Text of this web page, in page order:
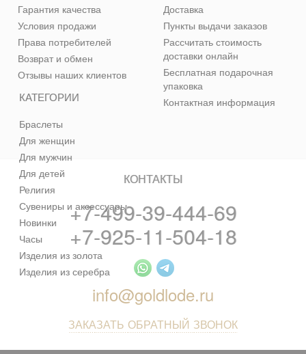
КАТЕГОРИИ
Браслеты
Для женщин
Для мужчин
Для детей
Религия
Сувениры и аксессуары
Новинки
Часы
Изделия из золота
Изделия из серебра
Гарантия качества
Условия продажи
Права потребителей
Возврат и обмен
Отзывы наших клиентов
Доставка
Пункты выдачи заказов
Рассчитать стоимость
доставки онлайн
Бесплатная подарочная
упаковка
Контактная информация
КОНТАКТЫ
+7-499-39-444-69
+7-925-11-504-18
info@goldlode.ru
ЗАКАЗАТЬ ОБРАТНЫЙ ЗВОНОК